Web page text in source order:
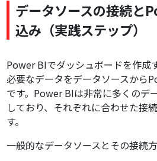
データソースの接続と
込み（実践ステップ）
Power BIでダッシュボードを作成
必要なデータをデータソースから
です。Power BIは非常に多くのデ
しており、それぞれに合わせた接
す。
一般的なデータソースとその接続